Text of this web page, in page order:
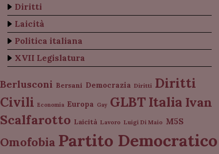
Diritti
Laicità
Politica italiana
XVII Legislatura
Berlusconi Bersani Democrazia Diritti Diritti
Civili Economia Europa Gay GLBT Italia Ivan
Scalfarotto Laicità Lavoro Luigi Di Maio M5S
Omofobia Partito Democratico